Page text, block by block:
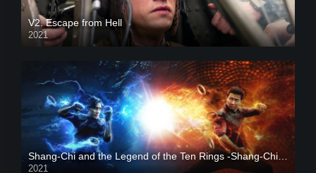
V2. Escape from Hell
2021
Shang-Chi and the Legend of the Ten Rings -Shang-Chi và huyền thoại Thập Luân
2021